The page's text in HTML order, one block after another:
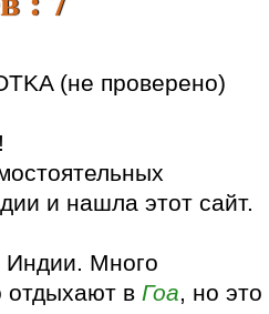
(не проверено)
и нашла этот сайт.
Индии. Много
отдыхают вГоа, но это